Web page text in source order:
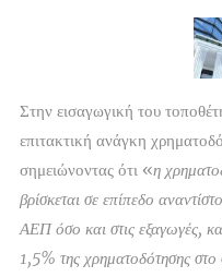
Στην εισαγωγική του
επιτακτική ανάγκη
σημειώνοντας ότι «η
βρίσκεται σε επίπεδο
ΑΕΠ όσο και στις εξαγωγές,
1,5% της χρηματοδότησης